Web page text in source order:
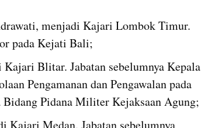
menjadi Kajari Lombok Timur.
pada Kejati Bali;
Blitar. Jabatan sebelumnya Kepala
Pengamanan dan Pengawalan pada
Pidana Militer Kejaksaan Agung;
Kajari Medan. Jabatan sebelumnya